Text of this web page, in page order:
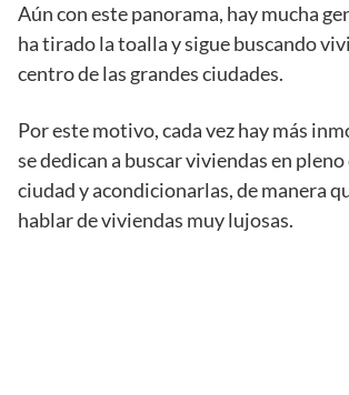
Aún con este panorama, hay mucha
ha tirado la toalla y sigue buscando
centro de las grandes ciudades.
Por este motivo, cada vez hay más
se dedican a buscar viviendas en
ciudad y acondicionarlas, de manera
hablar de viviendas muy lujosas.